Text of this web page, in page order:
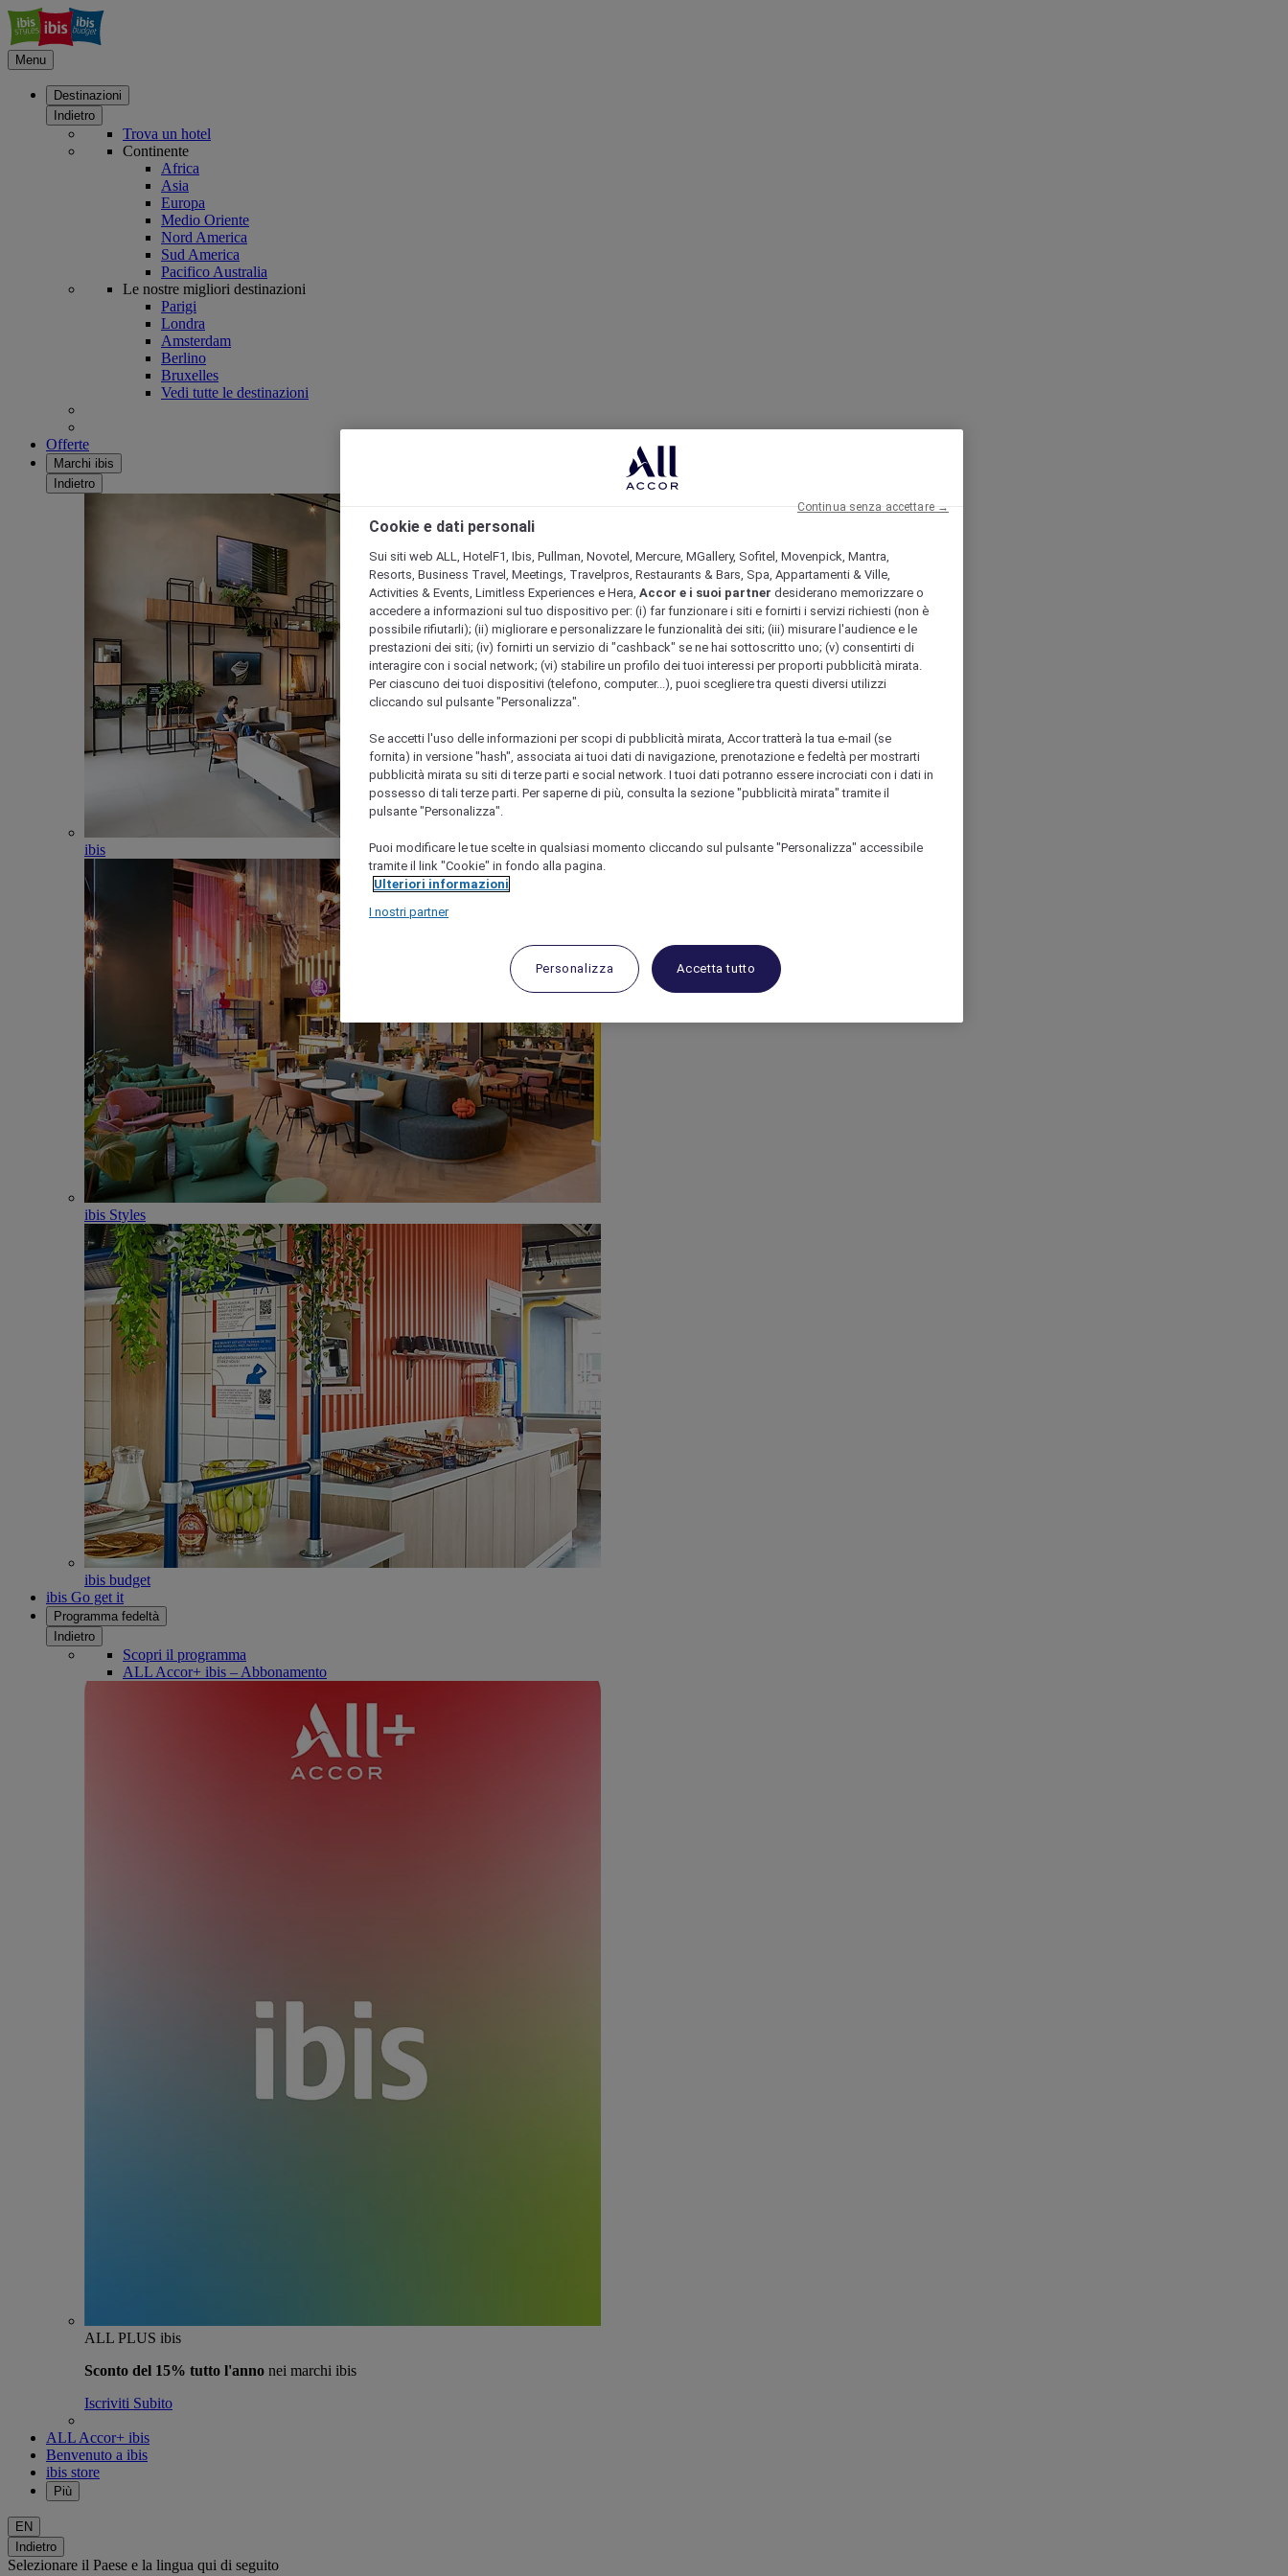
Menu
Destinazioni
Indietro
Trova un hotel
Continente
Africa
Asia
Europa
Medio Oriente
Nord America
Sud America
Pacifico Australia
Le nostre migliori destinazioni
Parigi
Londra
Amsterdam
Berlino
Bruxelles
Vedi tutte le destinazioni
Offerte
Marchi ibis
Indietro
ibis
ibis Styles
ibis budget
ibis Go get it
Programma fedeltà
Indietro
Scopri il programma
ALL Accor+ ibis – Abbonamento
ALL PLUS ibis
Sconto del 15% tutto l'anno nei marchi ibis
Iscriviti Subito
ALL Accor+ ibis
Benvenuto a ibis
ibis store
Più
EN
Indietro
Selezionare il Paese e la lingua qui di seguito
Cookie e dati personali
Sui siti web ALL, HotelF1, Ibis, Pullman, Novotel, Mercure, MGallery, Sofitel, Movenpick, Mantra,
Resorts, Business Travel, Meetings, Travelpros, Restaurants & Bars, Spa, Appartamenti & Ville,
Activities & Events, Limitless Experiences e Hera, Accor e i suoi partner desiderano memorizzare o
accedere a informazioni sul tuo dispositivo per: (i) far funzionare i siti e fornirti i servizi richiesti (non è
possibile rifiutarli); (ii) migliorare e personalizzare le funzionalità dei siti; (iii) misurare l'audience e le
prestazioni dei siti; (iv) fornirti un servizio di "cashback" se ne hai sottoscritto uno; (v) consentirti di
interagire con i social network; (vi) stabilire un profilo dei tuoi interessi per proporti pubblicità mirata.
Per ciascuno dei tuoi dispositivi (telefono, computer...), puoi scegliere tra questi diversi utilizzi
cliccando sul pulsante "Personalizza".
Se accetti l'uso delle informazioni per scopi di pubblicità mirata, Accor tratterà la tua e-mail (se
fornita) in versione "hash", associata ai tuoi dati di navigazione, prenotazione e fedeltà per mostrarti
pubblicità mirata su siti di terze parti e social network. I tuoi dati potranno essere incrociati con i dati in
possesso di tali terze parti. Per saperne di più, consulta la sezione "pubblicità mirata" tramite il
pulsante "Personalizza".
Puoi modificare le tue scelte in qualsiasi momento cliccando sul pulsante "Personalizza" accessibile
tramite il link "Cookie" in fondo alla pagina.
Ulteriori informazioni
I nostri partner
Personalizza Accetta tutto
Continua senza accettare →